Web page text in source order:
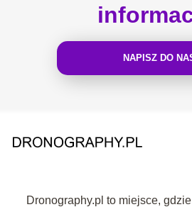
NAPISZ DO
Dronography.pl to miejsce,